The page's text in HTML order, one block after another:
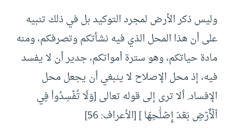
وليس ذكر الأرض لمجرد التوكيد بل في ذلك تنبيه
على أن هذا المحل الذي فيه نشأتكم وتصرفكم، ومنه
مادة حياتكم، وهو سترة أمواتكم، جدير أن لا يفسد
فيه، إذ محل الإصلاح لا ينبغي أن يجعل محل
الإفساد. ألا ترى إلى قوله تعالى [‌وَلَا ‌تُفۡسِدُواْ ‌فِي
‌ٱلۡأَرۡضِ بَعۡدَ إِصۡلَٰحِهَا ] [الأعراف: 56]